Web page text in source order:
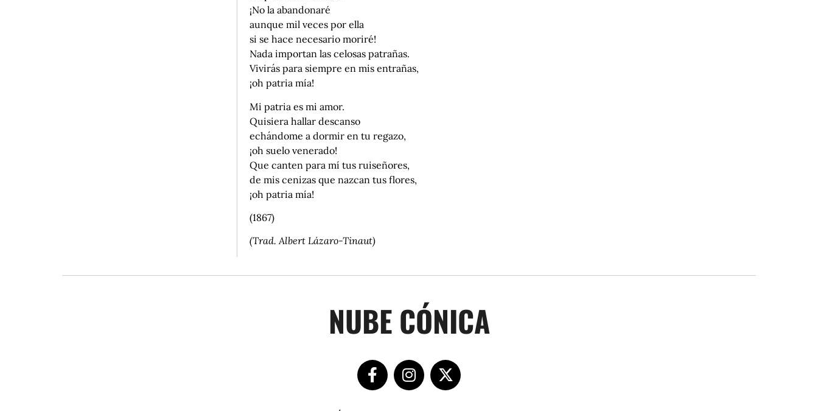
¡No la abandonaré
aunque mil veces por ella
si se hace necesario moriré!
Nada importan las celosas patrañas.
Vivirás para siempre en mis entrañas,
¡oh patria mía!
Mi patria es mi amor.
Quisiera hallar descanso
echándome a dormir en tu regazo,
¡oh suelo venerado!
Que canten para mí tus ruiseñores,
de mis cenizas que nazcan tus flores,
¡oh patria mía!
(1867)
(Trad. Albert Lázaro-Tinaut)
NUBE CÓNICA